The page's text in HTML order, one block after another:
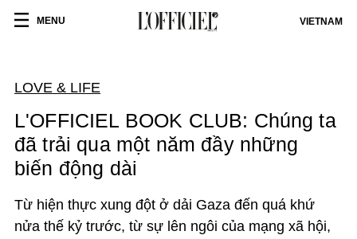
MENU VIETNAM
LOVE & LIFE
L'OFFICIEL BOOK CLUB: Chúng ta
đã trải qua một năm đầy những
biến động dài
Từ hiện thực xung đột ở dải Gaza đến quá khứ
nửa thế kỷ trước, từ sự lên ngôi của mạng xã hội,